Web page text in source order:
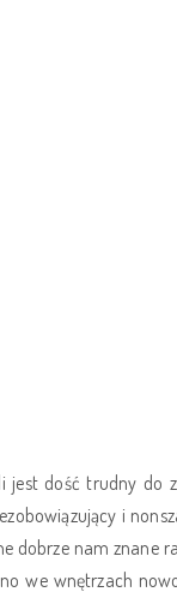
jest dość trudny do
i
dobrze nam znane
we wnętrzach